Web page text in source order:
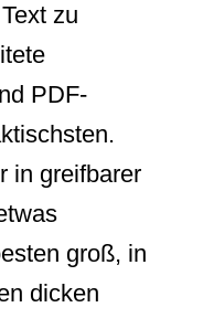
zu
PDF-
in greifbarer
groß, in
dicken